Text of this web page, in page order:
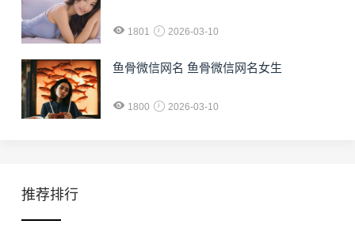
1801 2026-03-10
鱼骨微信网名 鱼骨微信网名女生
1800 2026-03-10
推荐排行